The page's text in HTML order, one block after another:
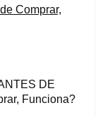
DE
Funciona?